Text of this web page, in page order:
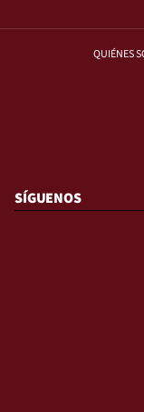
QUIÉNES
SÍGUENOS